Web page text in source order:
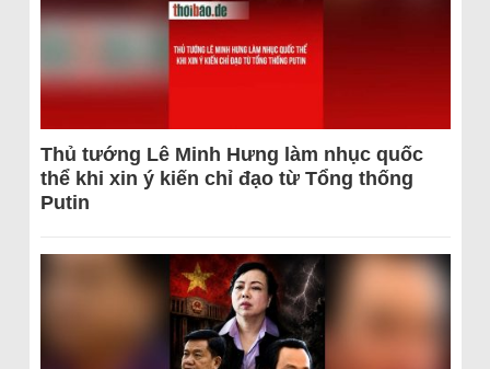
Thủ tướng Lê Minh Hưng làm nhục quốc
thể khi xin ý kiến chỉ đạo từ Tổng thống
Putin